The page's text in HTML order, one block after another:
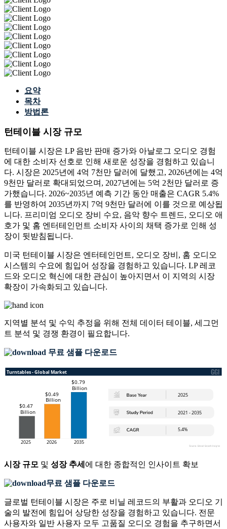
요약
목차
방법론
턴테이블 시장 규모
턴테이블 시장은 LP 음반 판매 증가와 아날로그 오디오 경험
에 대한 소비자 선호로 인해 새로운 성장을 경험하고 있습니
다. 시장은 2025년에 4억 7천만 달러에 달했고, 2026년에는 4억
9천만 달러로 확대되었으며, 2027년에는 5억 2천만 달러로 증
가했습니다. 2026~2035년 예측 기간 동안 매출은 CAGR 5.4%
를 반영하여 2035년까지 7억 9천만 달러에 이를 것으로 예상됩
니다. 프리미엄 오디오 장비 수요, 음악 향수 트렌드, 오디오 애
호가 및 홈 엔터테인먼트 소비자 사이의 채택 증가로 인해 성
장이 뒷받침됩니다.
미국 턴테이블 시장은 엔터테인먼트, 오디오 장비, 홈 오디오
시스템의 수요에 힘입어 성장을 경험하고 있습니다. LP 레코
드와 오디오 혁신에 대한 관심이 높아지면서 이 지역의 시장
확장이 가속화되고 있습니다.
지역별 분석 및 수익 추정을 위해 전체 데이터 테이블, 세그먼
트 분석 및 경쟁 환경이 필요합니다.
무료 샘플 다운로드
시장 규모 및 성장 추세 에 대한 종합적인 인사이트 확보
무료 샘플 다운로드
글로벌 턴테이블 시장은 주로 비닐 레코드의 부활과 오디오 기
술의 발전에 힘입어 상당한 성장을 경험하고 있습니다. 전문
사용자와 일반 사용자 모두 고품질 오디오 경험을 추구하면서